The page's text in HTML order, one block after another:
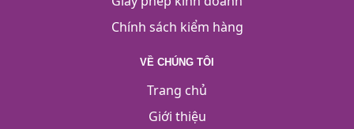
Chính sách kiểm hàng
VỀ CHÚNG TÔI
Trang chủ
Giới thiệu